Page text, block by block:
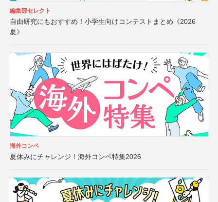
編集部セレクト
自由研究にもおすすめ！小学生向けコンテストまとめ《2026
夏》
海外コンペ
夏休みにチャレンジ！海外コンペ特集2026